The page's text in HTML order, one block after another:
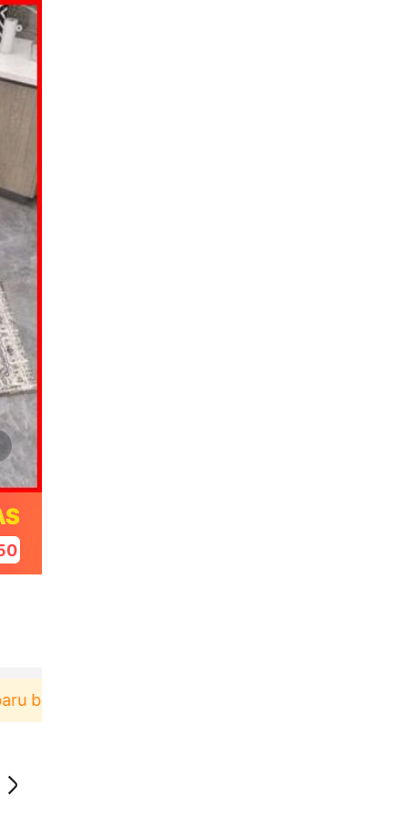
di aplikasi Akulaku bisa dapat voucher